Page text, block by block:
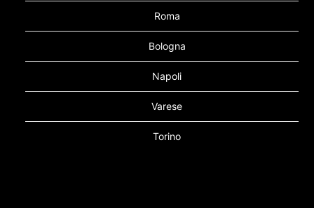
Roma
Bologna
Napoli
Varese
Torino